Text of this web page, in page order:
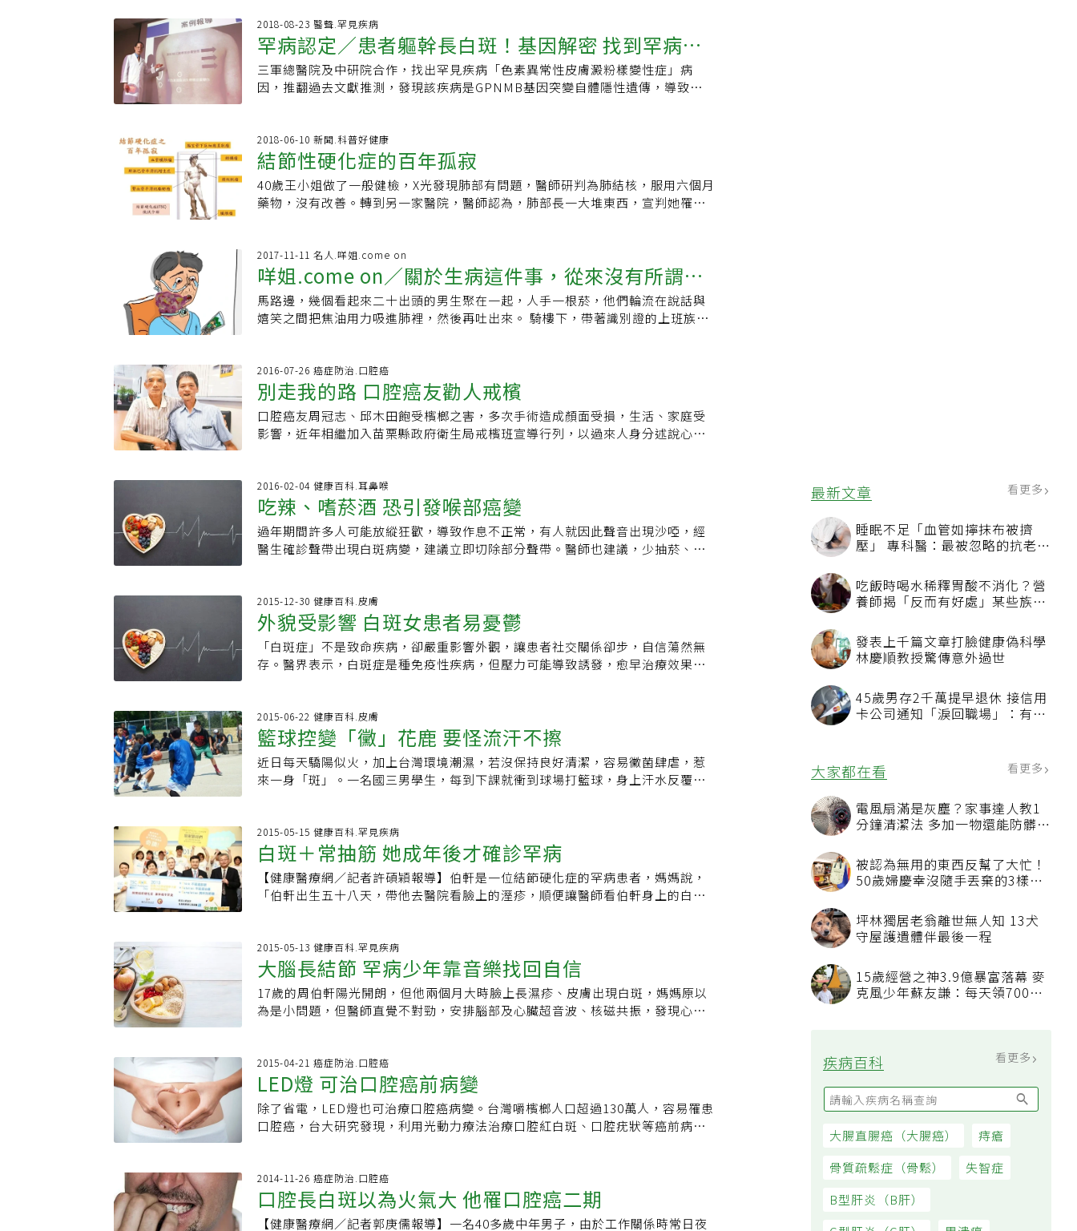
最新文章 看更多
睡眠不足「血管如擰抹布被擠
壓」 專科醫：最被忽略的抗老方
吃飯時喝水稀釋胃酸不消化？營
養師揭「反而有好處」某些族群
發表上千篇文章打臉健康偽科學
林慶順教授驚傳意外過世
45歲男存2千萬提早退休 接信用
卡公司通知「淚回職場」：有錢
大家都在看 看更多
電風扇滿是灰塵？家事達人教1
分鐘清潔法 多加一物還能防髒汙
被認為無用的東西反幫了大忙！
50歲婦慶幸沒隨手丟棄的3樣物
坪林獨居老翁離世無人知 13犬
守屋護遺體伴最後一程
15歲經營之神3.9億暴富落幕 麥
克風少年蘇友謙：每天領700元
疾病百科 看更多
大腸直腸癌（大腸癌）
痔瘡
骨質疏鬆症（骨鬆）
失智症
B型肝炎（B肝）
斑，才需要投以免疫調節劑。而對於穩定期或是其他因素造成的白斑，則需投以
其他治療方式。臨床上，皮膚科醫師會透過伍氏燈Woods lamp, 皮膚鏡
Dermoscope，抽血和皮膚切片等方式輔助診斷和判斷治療方向。完整的白斑治
療，除了藥膏外，還有照光治療，皮膚科醫師也會在適時使用上口服免疫調節劑
治療效果，但如果因延遲治療造成黑色素細胞全然破壞，那就需要進行黑色素移
植手術，這包括了表皮鑽取移植、表皮水泡移植、 頭髮移植和細胞移植等方式。
總而言之，白斑有可能透露著體內的健康訊號，而白斑的種類有很多種，需要仰
賴皮膚科醫師的專業判斷，詳細問診檢查，才能夠對症下藥。白斑治療應按照病
人情形做綜合評估，治療過程需耐心配合，才能夠達到控制。
年來陸續接受手術治療，最近再接受頰黏膜的腫瘤切除術，目前恢復良好，沒有
再接受化療或電療。蕭應良主任表示，賴男求診時口腔共發現有一顆一公分的腫
瘤和3處癌前病變的徵兆，他陸續接受4次手術切除，定期回診觀察和戒除菸檳酒
的習慣，賴男得知自己的病情後，積極配合治療並下定決心戒除菸檳酒的習慣，
所幸腫瘤都沒有復發的跡象，他可以回歸正常生活。蕭應良主任指出，早期發現
眾的口腔健康做檢查，期望能做到早期發現早期治療。
2018-08-23 醫聲.罕見疾病
罕病認定／患者軀幹長白斑！基因解密 找到罕病成
因
三軍總醫院及中研院合作，找出罕見疾病「色素異常性皮膚澱粉樣變性症」病
因，推翻過去文獻推測，發現該疾病是GPNMB基因突變自體隱性遺傳，導致患
究員鄔哲源的團隊合作，耗費3年，針對這類病人進行全基因組關聯性分析，從9
位患者家族，發現色素異常性皮膚澱粉樣變性症是GPNMB蛋白缺失所導致的自
體隱性遺傳疾病，成果已於今年2月1日刊載於國際學術期刊《美國人類遺傳學期
刊》。江建平表示，色素異常性皮膚澱粉樣變性症（ACD）是原發性皮膚澱粉樣
變性症的亞性，罕見而獨特，特徵是臉、四肢、頸部、軀幹會出現廣泛黑斑及白
測，該疾病可能是自體顯性且是不完全外顯遺傳，病因不明。但江建平指出，透
過此次研究，不僅推翻過去文獻，更藉由次世代基因定序解開致病原因，扮演黑
色素體形成、皮膚修復、清除凋亡細胞碎片等重要角色的GPNMB基因，在患者
體內因錯亂、停止執行，導致發炎使角質細胞壞死而累積沉澱，黑色素細胞消
控制病情，但藥價昂貴、副作用讓本來就很乾的皮膚變得更乾，使病友多放棄吃
藥。這次研究找出病因，將有助於未來發展小分子藥物對症下藥。江建平提及，
目前全台已知病例僅有9例，但他認為，真實病例數應該不少，只是民眾不認識而
忽視。找出病因後，希望將色素異常性皮膚澱粉樣變性症申請為罕見疾病，讓這
些罕病患者不再只能躲在黑暗中。
2018-06-10 新聞.科普好健康
結節性硬化症的百年孤寂
40歲王小姐做了一般健檢，X光發現肺部有問題，醫師研判為肺結核，服用六個月
藥物，沒有改善。轉到另一家醫院，醫師認為，肺部長一大堆東西，宣判她罹患
中心。經驗豐富的醫師一看到她指甲上的纖維瘤，研判為少見的結節性硬化症，
絕非癌症，強烈建議她，不可做化療、放療。結節性硬化症是一種「百年孤寂」
的疾病，就像米開朗基羅說：「大衛早就在這個石頭裡面，我只是把他雕出
來。」事實上，結節性硬化症早就存在了，可能在一兩千年前、數百年前，就有
人罹患此疾病。醫學界慢慢從結節性硬化症病人身上雕刻出來，從腦部腫瘤、眼
年，該名患者臉部有著很明顯的血管纖維瘤，但一直到了1967年，歷經132年，
才確定結節性硬化症，症狀除了血管纖維瘤，還包括癲癇、智力障礙。再過了30
年，也就是1997年，醫學發現，結節性硬化症係因TSC2基因突變造成，再過4
年，2001年找到第二個基因突變TSC1。找到突變蛋白質後，終於在2006年研發
基因所產生的蛋白，具踩煞車功能，一旦踩煞車的蛋白不見了，細胞就不正常增
生、分化，產生各種腫瘤。30多年前，我在台大實習，加護病房收治了一個5、6
個月大的寶寶，不斷抽筋癲癇，那時一名我崇拜已久的教授看到病童抽筋，且身
上長出白斑，立刻說這是結節性硬化症，這以後大概會有智能障礙。那時候覺得
教授簡直就是天才，不用做腦波、不用電腦斷層，什麼都不用做，只要看到癲癇
生，拯救眾多結節性硬化症病友及家庭。臨床發現，癲癇是結節性硬化症最明顯
的症狀表現，九成以上的結節性硬化症患者在一歲前發病，許多病友在一歲之前
抽筋、癲癇，如果能提早確診，立即給藥，就能大幅降低智力受損。癲癇跟智力
非常有關係，歐洲一項研究發現，如果在結節性硬化症寶寶尚未出現癲癇，也就
生？抉擇是痛苦的，有人選擇繼續懷孕，但更多人終止妊娠。對於醫界來說，治
療結節性硬化症，是一場持久戰，只能透過藥物將傷害減至最輕，儘管如此，對
醫師、醫護人員以及家長來說，這是一場學習珍惜生命的漫長馬拉松。
2017-11-11 名人.咩姐.come on
咩姐.come on／關於生病這件事，從來沒有所謂的
「才不會」
馬路邊，幾個看起來二十出頭的男生聚在一起，人手一根菸，他們輪流在說話與
嬉笑之間把焦油用力吸進肺裡，然後再吐出來。 騎樓下，帶著識別證的上班族，
滲進肺泡當中，也滲進日常生活當中。 對於勸人不要抽菸，其實說破了舌頭也沒
有用，就像減肥一樣，如果當事人不願意堅持意念，那麼任何計畫終究都會以失
敗收場。 叔叔躺在床上，頭部以上腫脹到無法轉動，更正確地說，他不敢移動脖
子，因為他的脖子中央正插著一個讓他得以繼續呼吸的管子，如果管子塞住或是
滑脫，他可以在短短幾分鐘之內死掉，他的生與死之間只隔了一根短短的管子
他在白紙上寫著「好痛苦」。 一切痛苦的起點來自於三個月前，當他發現嘴巴黏
膜有一塊白斑，就像那些彩色衛教單張上所說的──「若有不明原因出現且不會
消失的白斑，請盡速就醫」，他在妻子的脅迫下看了醫生，因為他總是說：「我
才不會那樣咧。」 可惜的是，關於生病這件事，從來就沒有所謂的「才不會」。
是癌症，他甚至連癌症的全名都無法完整講出來，他怎麼會得這種病呢。 他的病
歷上寫著菸齡三十五年，每天一到兩包，檳榔偶爾吃，喝酒偶爾喝。 我們總是低
估了積沙成塔的威力。 當腫瘤出現症狀的時候往往已經潛伏很久了，小小的白斑
就像是冰山冒出海面的一角，不是只要把一小塊白斑挖掉就好，有些人也許可
以，但叔叔屬於比較不幸運的那一個，他得切除大半的左臉頰，拿左小腿的皮補
流管、中心靜脈導管、尿管、動脈導管，醫療人員可以隨時從那些管路抽取想要
的檢體，或者打進有必要的藥物，他躺在床上什麼都不用做，他只要感受痛苦就
好。 當他的媽媽來探病，一踏進病房，她嚇得只敢站在牆角，她帶著哭腔問我：
「怎麼會變成這樣，我都不認得人了。」叔叔臉頰腫脹，零星的紫色斑塊在縫線
管插進氣切裡把痰塊抽掉，他才能再度得到氧氣，然而抽吸的不舒服會讓他不斷
流淚，「別哭，別哭。」他媽媽說。 很多病人總說「早知道」，但這些「早知
道」不是早就已經知道了嗎。到處貼滿戒菸的宣導海報，不時發出的戒菸廣告，
還有菸品包裝上的驚悚圖片，這些都是早就知道的事，只是人們習慣對還沒發生
的事情充耳不聞，好像不接收這些訊息，就不會發生在自己身上。 歷經痛苦而重
胞隨時有可能再捲土重來的恐懼。 菸當然還是能再抽的(只要有嘴唇就可以抽)，
只是叔叔說他不會再抽了。 每當我經過醫院周圍那些吞雲吐霧的人們，我就默默
想著，也許某一天會在病床上相遇吧。
2016-07-26 癌症防治.口腔癌
別走我的路 口腔癌友勸人戒檳
口腔癌友周冠志、邱木田飽受檳榔之害，多次手術造成顏面受損，生活、家庭受
影響，近年相繼加入苗栗縣政府衛生局戒檳班宣導行列，以過來人身分述說心路
喝酒」，一度染上急性胰臟炎，但從沒想過口腔癌會在壯年時找上門，「口腔裡
出現一顆跟米粒差不多的東西」，周冠志說，41歲那年發現口腔異狀，「吃東
西、講話都會痛，情況越來越嚴重」，醫師確診為口腔癌第三期，讓他宛若從天
堂掉到地獄，就像等待死亡來臨的感覺。周冠志說，當時在大陸年薪破百萬元，
大女兒才2歲，小女兒才出生40天，家庭事業兩得意，但迫於罹癌只好辭職，返台
理不便，「最愧對的就是家人」，尤其女兒都還小，卻少有全家出遊機會，他接
觸陽光基金會後，決定走入人群，透過分享快樂許多，也更懂得珍惜。69歲邱木
田受周冠志邀請，去年加入分享行列，他說，自己原本不抽菸不吃檳榔，十多年
前擔任小貨車司機，開始一天一、二包檳榔提神，也養成嚼食檳榔習慣，8年前曾
周冠志後決定參與宣導，18鄉鎮市走透透，希望「檳友」聽他們的故事，盡快向
檳榔說不。
2016-02-04 健康百科.耳鼻喉
吃辣、嗜菸酒 恐引發喉部癌變
過年期間許多人可能放縱狂歡，導致作息不正常，有人就因此聲音出現沙啞，經
醫生確診聲帶出現白斑病變，建議立即切除部分聲帶。醫師也建議，少抽菸、喝
遍及各診所吃藥沒有任何改善，直到大型醫院檢查後，才發現左側聲帶有白斑現
象，立即接受喉嚨直達鏡顯微手術，才獲得改善。台大醫院竹東分院耳鼻喉科主
任陳均豪表示，抽菸、喝酒、刺激性食物及用聲不當等，會造成聲帶黏膜鱗形上
皮過度增生、角化，引發喉部病變聲帶白斑症狀，數年後可能引起癌變，其中又
好發於菸酒、辛辣食物的中年男性。台北榮民總醫院耳鼻喉頭頸部主治醫師張嘉
變。國人平時愛吃辣，或每天來上一杯咖啡，這都可能引起胃酸逆流，長年累積
下來，恐導致聲帶出現病變，而抽菸、喝酒更是主要原因之一。陳均豪指出，
「抽菸、喝酒必須戒，遠離刺激性食物」若發現聲帶白斑，一定不可以掉以輕
心，但也不必過度緊張，聲帶白斑是可治癒的，應盡早到醫院接受診斷及治療。
2015-12-30 健康百科.皮膚
外貌受影響 白斑女患者易憂鬱
「白斑症」不是致命疾病，卻嚴重影響外觀，讓患者社交關係卻步，自信蕩然無
存。醫界表示，白斑症是種免疫性疾病，但壓力可能導致誘發，愈早治療效果愈
有的老年才碰上。「包括環境、壓力或本身基因，都可能是誘發的因子」，劉懿
珊舉例，譬如車禍、住院、開刀都是種壓力源，有可能引發白斑症。通常白斑長
的位置都非對稱，全身都可能長，目前臨床以擦藥、吃藥、照光等方式治療，
「愈早治療，效果愈好」。劉懿珊表示，由於白斑易影響觀瞻，特別是女性患者
的白斑若長在暴露處，更易造成心理陰影、影響社交，導致憂鬱，因此醫療上也
2015-06-22 健康百科.皮膚
籃球控變「黴」花鹿 要怪流汗不擦
近日每天驕陽似火，加上台灣環境潮濕，若沒保持良好清潔，容易黴菌肆虐，惹
來一身「斑」。一名國三男學生，每到下課就衝到球場打籃球，身上汗水反覆流
括黴菌引起的汗斑，或汗孔堵塞造成的痱子或濕疹等，門診患者增加約三成以
上。僅管汗斑不痛不癢，但黴菌會抑制皮膚色素，讓皮膚表面變得有黑有白，擴
散後不美觀，又稱花斑癬。陳志強表示，該名國中生不習慣打球後擦汗，剛開始
胸背出現點狀花斑，原本不以為意，沒想到花斑面積逐漸變大，家長誤以為是白
斑症，看診後才知是汗斑。振興醫院醫學美容中心主任藍淑馨表示，除了學生，
係。汗斑只能靠清潔習慣培養及使用抗黴菌藥物才能控制，藍淑馨呼籲雇主應多
體貼員工，制服改訂有吸濕排汗功能材質。開業中醫師彭溫雅則建議，民眾炎夏
可多吃綠豆湯、西瓜、絲瓜或綠苦瓜等清熱化濕的食物，少吃蔥、薑、蒜、辣，
以免「火上加油」，造成更多皮膚問題。◎ 隨時掌握第一手健康訊息，快加入
2015-05-15 健康百科.罕見疾病
白斑＋常抽筋 她成年後才確診罕病
【健康醫療網／記者許碩穎報導】伯軒是一位結節硬化症的罕病患者，媽媽說，
「伯軒出生五十八天，帶他去醫院看臉上的溼疹，順便讓醫師看伯軒身上的白
說，後來發現，寶寶心臟長了橫紋肌瘤，連腦部也有結節。原來，她的寶貝是一
個「結節硬化症」的罕病寶寶，而他身上的白斑就是病徵。 伯軒六個月大就被確
診並治療，但今年三十四歲的雅玲，則是一直到六年前才接受治療。雅玲家人
說，「雅玲二十多歲時因腹膜炎就醫，當時抽血檢查，說她是結節硬化症。因為
不了解，因此未掛心，直到後來咳嗽、氣胸，甚至呼吸窘迫住院，報告出來又說
檢查後發現，雅玲不只是肺臟，連腎臟、腦部都有結節，而且，連鼻子像上是青
春痘的凸起，其實是血管瘤。 台大醫院基因醫學部陳沛隆醫師表示，結節硬化症
是基因變異所導致，患者因細胞不正常生長而在全身、器官，甚至是腦部都會有
結節，而且從胎兒出生至成人階段都可能有新病灶出現，因此，倘未將病徵綜合
的疤痕、鯊魚樣的皮膚等。此外，患者腦部病灶也可能引起癲癇、影響智力與身
體成長；病灶在肺臟則會咳血、氣胸；腎臟則會佔據原有細胞的生長空間，造成
腎功能低下、出血，嚴重情形甚至需要洗腎。而研究文獻顯示，約六千名到一萬
2015-05-13 健康百科.罕見疾病
大腦長結節 罕病少年靠音樂找回自信
17歲的周伯軒陽光開朗，但他兩個月大時臉上長濕疹、皮膚出現白斑，媽媽原以
為是小問題，但醫師直覺不對勁，安排腦部及心臟超音波、核磁共振，發現心臟
硬化症是一種基因變異導致的疾病，因細胞不正常生長，全身各處器官都可能產
生結節。健保資料顯示，國內結節硬化症就醫人數近500人，預估仍有1000多人
未被確診。結節硬化症影響許多器官，表現多樣化，醫師估計國內正確診斷就醫
治療者可能不到四分之一，其中95%患者出現皮膚血管纖維瘤、白斑，以及像青
春痘或疤痕，患者皮膚堅硬有如鯊魚皮，部分個案胎兒階段心臟就產生腫瘤。最
時，就因為喝奶時動作突然停滯，就醫確定為癲癇，國中時期癲癇發作頻繁，曾
一天能發生好幾次大癲癇，上課或走樓梯時突然發作，嚇壞同學；部分同學的模
仿取笑，讓他一度自卑、個性封閉。後來他看了罕病家庭的「一首搖滾上月球」
2015-04-21 癌症防治.口腔癌
LED燈 可治口腔癌前病變
除了省電，LED燈也可治療口腔癌病變。台灣嚼檳榔人口超過130萬人，容易罹患
口腔癌，台大研究發現，利用光動力療法治療口腔紅白斑、口腔疣狀等癌前病
乓球大小的不規則的肉球相當嚇人，接受台大光動力療法，經過22次治療病灶變
小幾乎消失。台大牙科部主任江俊斌指出，口腔癌發生率、死亡率均占台灣男性
癌症的第四名，80%口腔癌死亡個案和嚼檳榔有關，如果又酗酒，罹癌風險更
2014-11-26 癌症防治.口腔癌
口腔長白斑以為火氣大 他罹口腔癌二期
【健康醫療網／記者郭庚儒報導】一名40多歲中年男子，由於工作關係時常日夜